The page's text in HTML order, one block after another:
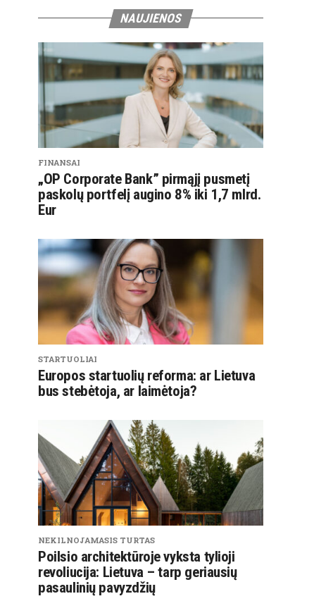
NAUJIENOS
FINANSAI
„OP Corporate Bank” pirmąjį pusmetį
paskolų portfelį augino 8% iki 1,7 mlrd.
Eur
STARTUOLIAI
Europos startuolių reforma: ar Lietuva
bus stebėtoja, ar laimėtoja?
NEKILNOJAMASIS TURTAS
Poilsio architektūroje vyksta tylioji
revoliucija: Lietuva – tarp geriausių
pasaulinių pavyzdžių